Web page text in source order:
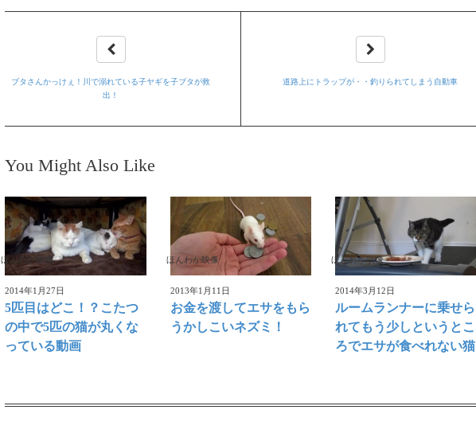
ブタさんかっけぇ！川で溺れている子ヤギを子ブタが救
出！
道路上にトラップが・・釣りられてしまう自動車
You Might Also Like
ほんわか映像
2014年1月27日
5匹目はどこ！？こたつ
の中で5匹の猫が丸くな
っている動画
ほんわか映像
2013年1月11日
お金を渡してエサをもら
うかしこいネズミ！
ほんわか映像
2014年3月12日
ルームランナーに乗せら
れてもう少しというとこ
ろでエサが食べれない猫